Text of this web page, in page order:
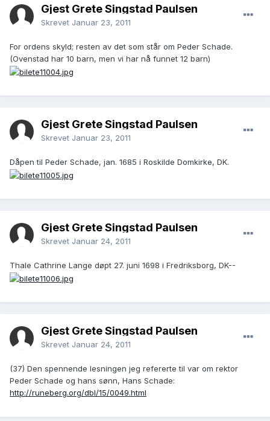
Gjest Grete Singstad Paulsen
Skrevet Januar 23, 2011
For ordens skyld; resten av det som står om Peder Schade.
(Ovenstad har 10 barn, men vi har nå funnet 12 barn)
Gjest Grete Singstad Paulsen
Skrevet Januar 23, 2011
Dåpen til Peder Schade, jan. 1685 i Roskilde Domkirke, DK.
Gjest Grete Singstad Paulsen
Skrevet Januar 24, 2011
Thale Cathrine Lange døpt 27. juni 1698 i Fredriksborg, DK--
Gjest Grete Singstad Paulsen
Skrevet Januar 24, 2011
(37) Den spennende lesningen jeg refererte til var om rektor
Peder Schade og hans sønn, Hans Schade:
http://runeberg.org/dbl/15/0049.html